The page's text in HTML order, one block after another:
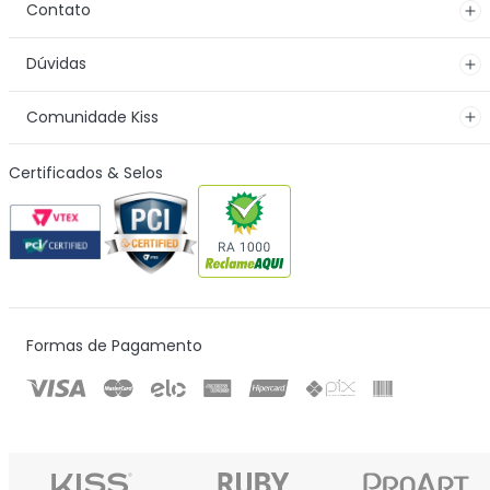
Contato
Dúvidas
Comunidade Kiss
Certificados & Selos
Formas de Pagamento